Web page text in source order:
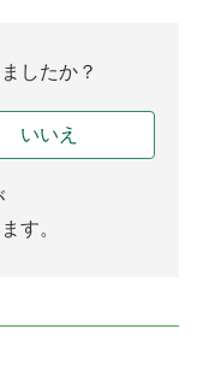
したか？
いいえ
す。